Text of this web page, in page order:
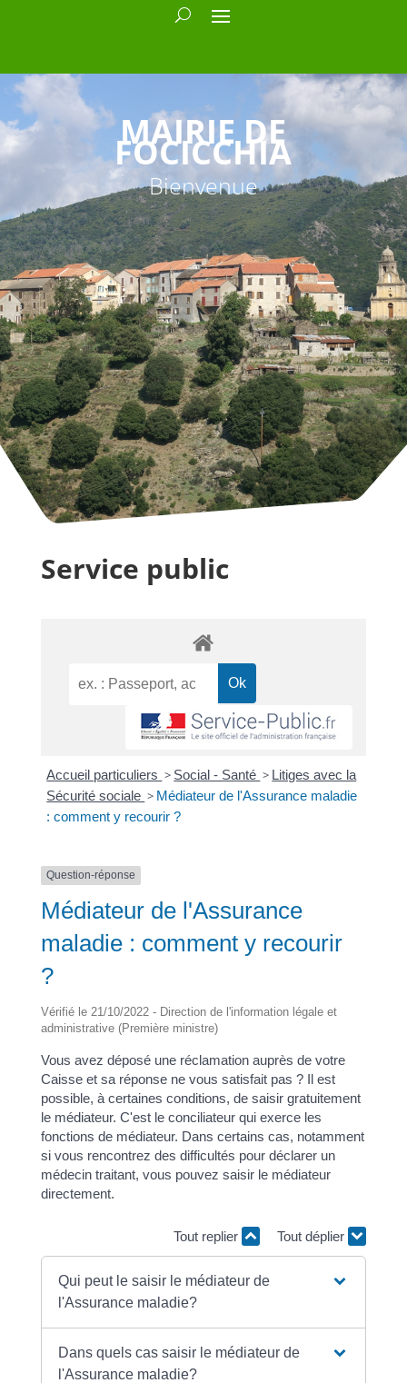
MAIRIE DE
FOCICCHIA
Bienvenue
Service public
Accueil particuliers > Social - Santé > Litiges avec la
Sécurité sociale > Médiateur de l'Assurance maladie
: comment y recourir ?
Question-réponse
Médiateur de l'Assurance
maladie : comment y recourir
?
Vérifié le 21/10/2022 - Direction de l'information légale et
administrative (Première ministre)
Vous avez déposé une réclamation auprès de votre
Caisse et sa réponse ne vous satisfait pas ? Il est
possible, à certaines conditions, de saisir gratuitement
le médiateur. C'est le conciliateur qui exerce les
fonctions de médiateur. Dans certains cas, notamment
si vous rencontrez des difficultés pour déclarer un
médecin traitant, vous pouvez saisir le médiateur
directement.
Tout replier Tout déplier
Qui peut le saisir le médiateur de
l'Assurance maladie?
Dans quels cas saisir le médiateur de
l'Assurance maladie?